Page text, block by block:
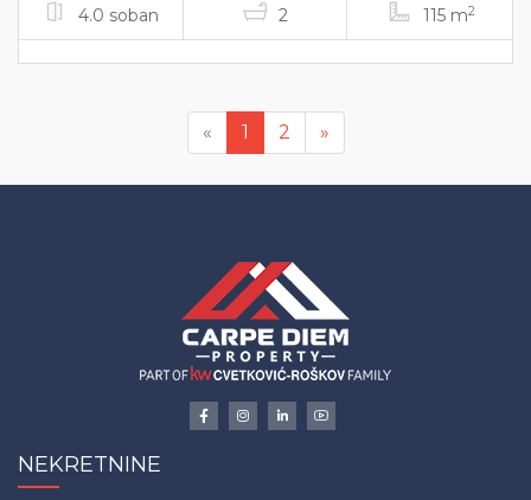
4.0 soban 2 115 m2
«Previous
1 2 »Next
NEKRETNINE